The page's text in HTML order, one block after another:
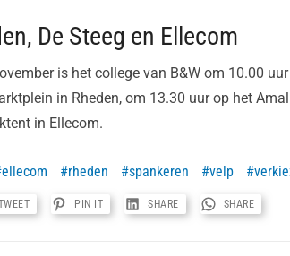
De Steeg en Ellecom
is het college van B&W om 10.00
in Rheden, om 13.30 uur op het
in Ellecom.
ellecom rheden spankeren velp
PIN IT SHARE SHARE